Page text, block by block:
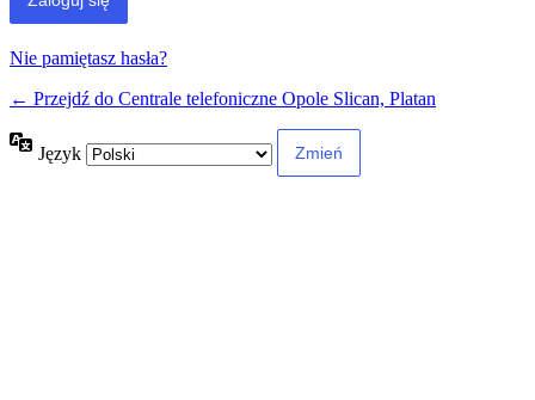
Nie pamiętasz hasła?
← Przejdź do Centrale telefoniczne Opole Slican, Platan
Język